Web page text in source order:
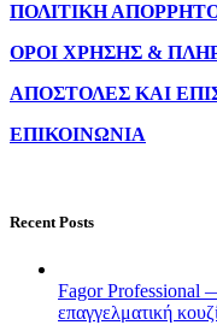
ΠΟΛΙΤΙΚΗ
ΟΡΟΙ ΧΡΗΣΗΣ &
ΑΠΟΣΤΟΛΕΣ ΚΑΙ
ΕΠΙΚΟΙΝΩΝΙΑ
Recent Posts
Fagor Professional
επαγγελματική